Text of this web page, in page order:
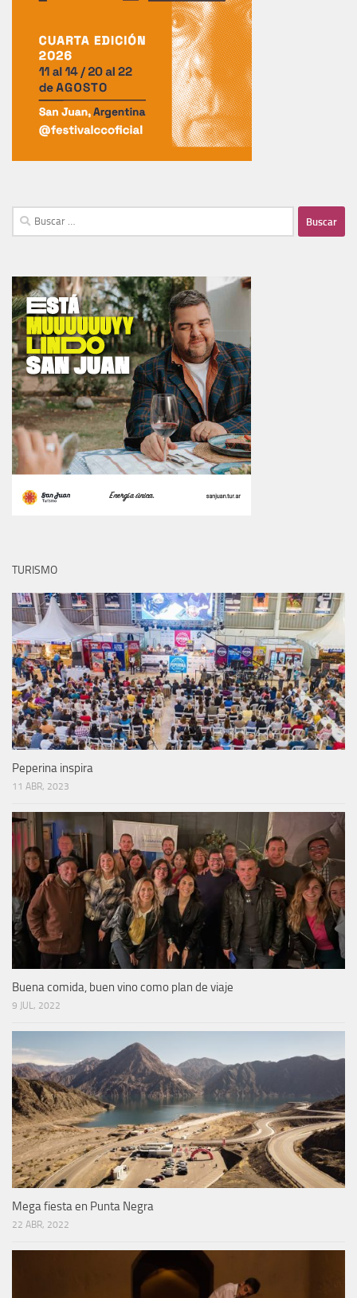
TURISMO
Peperina inspira
11 ABR, 2023
Buena comida, buen vino como plan de viaje
9 JUL, 2022
Mega fiesta en Punta Negra
22 ABR, 2022